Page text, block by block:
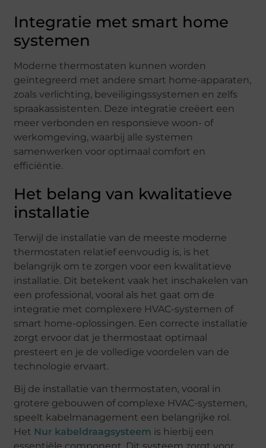
Integratie met smart home
systemen
Moderne thermostaten kunnen worden
geïntegreerd met andere smart home-apparaten,
zoals verlichting, beveiligingssystemen en zelfs
spraakassistenten. Deze integratie creëert een
meer verbonden en responsieve woon- of
werkomgeving, waarbij alle systemen
samenwerken voor optimaal comfort en
efficiëntie.
Het belang van kwalitatieve
installatie
Terwijl de installatie van de meeste moderne
thermostaten relatief eenvoudig is, is het
belangrijk om te zorgen voor een kwalitatieve
installatie. Dit betekent vaak het inschakelen van
een professional, vooral als het gaat om de
integratie met complexere HVAC-systemen of
smart home-oplossingen. Een correcte installatie
zorgt ervoor dat je thermostaat optimaal
presteert en je de volledige voordelen van de
technologie ervaart.
Bij de installatie van thermostaten, vooral in
grotere gebouwen of complexe HVAC-systemen,
speelt kabelmanagement een belangrijke rol.
Het Nur kabeldraagsysteem is hierbij een